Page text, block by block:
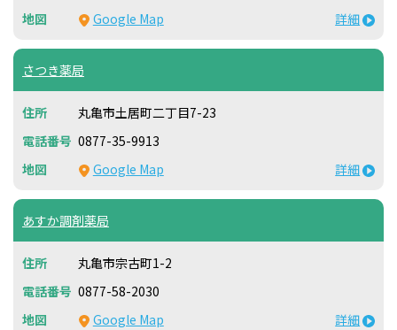
Google Map
詳細
さつき薬局
丸亀市土居町二丁目7-23
0877-35-9913
Google Map
詳細
あすか調剤薬局
丸亀市宗古町1-2
0877-58-2030
Google Map
詳細